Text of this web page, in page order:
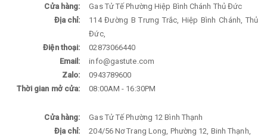
Cửa hàng:
Gas Tử Tế Phường Hiệp Bình Chánh Thủ Đức
Địa chỉ:
114 Đường B Trưng Trắc, Hiệp Bình Chánh, Thủ
Đức,
Điện thoại:
02873066440
Email:
info@gastute.com
Zalo:
0943789600
Thời gian mở cửa:
08:00AM - 16:30PM
Cửa hàng:
Gas Tử Tế Phường 12 Bình Thạnh
Địa chỉ:
204/56 Nơ Trang Long, Phường 12, Binh Thạnh,